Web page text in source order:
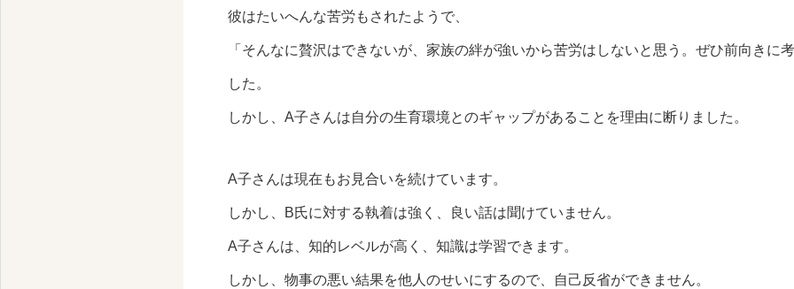
彼はたいへんな苦労もされたようで、
「そんなに贅沢はできないが、家族の絆が強いから苦労はしないと思う。ぜひ前向きに
した。
しかし、A子さんは自分の生育環境とのギャップがあることを理由に断りました。
A子さんは現在もお見合いを続けています。
しかし、B氏に対する執着は強く、良い話は聞けていません。
A子さんは、知的レベルが高く、知識は学習できます。
しかし、物事の悪い結果を他人のせいにするので、自己反省ができません。